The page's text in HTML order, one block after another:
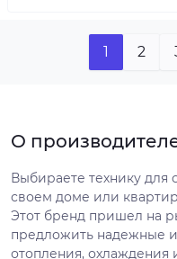
1 2
О
Выбираете технику для
своем доме или
Этот бренд пришел на
предложить надежные
отопления, охлаждения